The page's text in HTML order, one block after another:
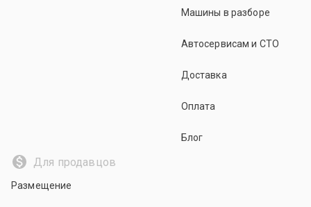
Машины в разборе
Автосервисам и СТО
Доставка
Оплата
Блог
Для продавцов
Размещение